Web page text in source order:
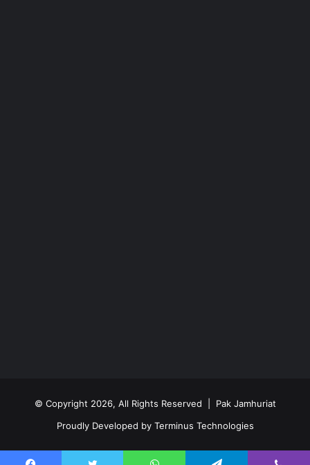
© Copyright 2026, All Rights Reserved | Pak Jamhuriat
Proudly Developed by Terminus Technologies